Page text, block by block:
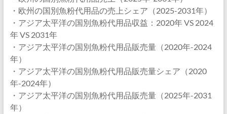
・欧州の国別魚粉代用品の売上シェア（2025-2031年）
・アジア太平洋の国別魚粉代用品収益：2020年 VS 2024
年 VS 2031年
・アジア太平洋の国別魚粉代用品販売量（2020年-2024
年）
・アジア太平洋の国別魚粉代用品販売量シェア（2020
年-2024年）
・アジア太平洋の国別魚粉代用品販売量（2025年-2031
年）